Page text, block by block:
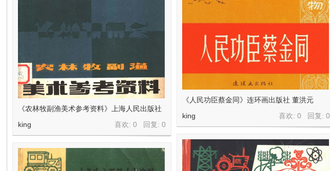
《人民功臣蔡金同》连环画出版社 董洪元
喜欢: 0 回复:0
king
《农林牧副渔美术参考资料》上海人民出版社
喜欢: 0 回复:0
king